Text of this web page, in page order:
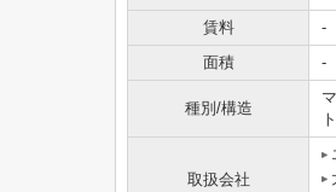
賃料
-
面積
-
種別/構造
ト
取扱会社